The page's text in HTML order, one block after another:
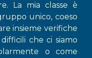
La mia classe è
unico, coeso
insieme verifiche
che ci siamo
o come